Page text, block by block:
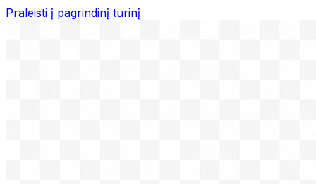
Praleisti į pagrindinį turinį